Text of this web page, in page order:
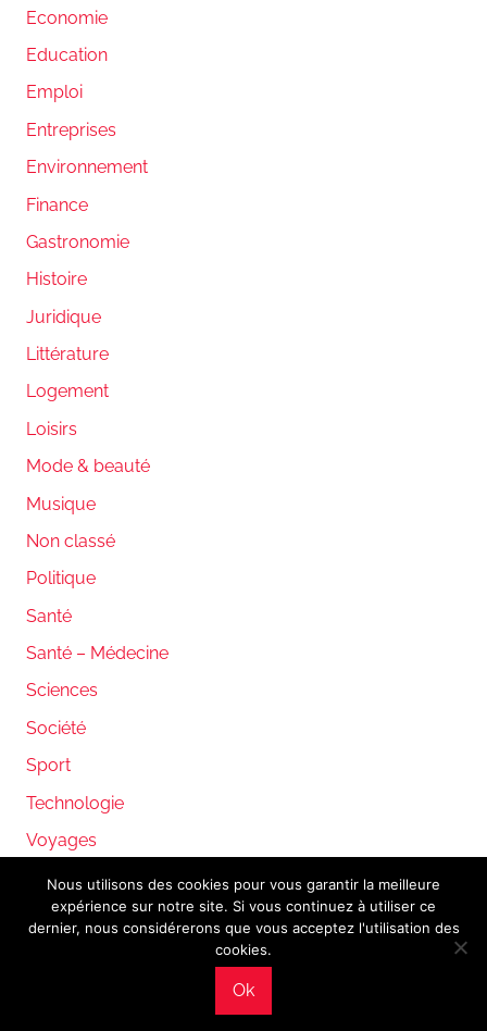
Economie
Education
Emploi
Entreprises
Environnement
Finance
Gastronomie
Histoire
Juridique
Littérature
Logement
Loisirs
Mode & beauté
Musique
Non classé
Politique
Santé
Santé – Médecine
Sciences
Société
Sport
Technologie
Voyages
WordPress Theme: Donovan by ThemeZee.
Mentions légales
Nous utilisons des cookies pour vous garantir la meilleure
expérience sur notre site. Si vous continuez à utiliser ce
dernier, nous considérerons que vous acceptez l'utilisation des
cookies.
Ok